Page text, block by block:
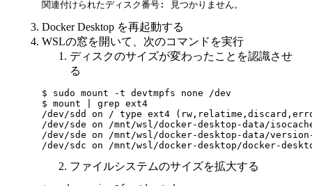
Docker Desktop を再起動する
WSLの窓を開いて、次のコマンドを実行
ディスクのサイズが変わったことを認識させ
る
$ sudo mount -t devtmpfs none /dev
$ mount | grep ext4
/dev/sdd on / type ext4
/dev/sde on /mnt/wsl/docker-desktop-data/
/dev/sde on /mnt/wsl/docker-desktop-data/
ファイルシステムのサイズを拡大する